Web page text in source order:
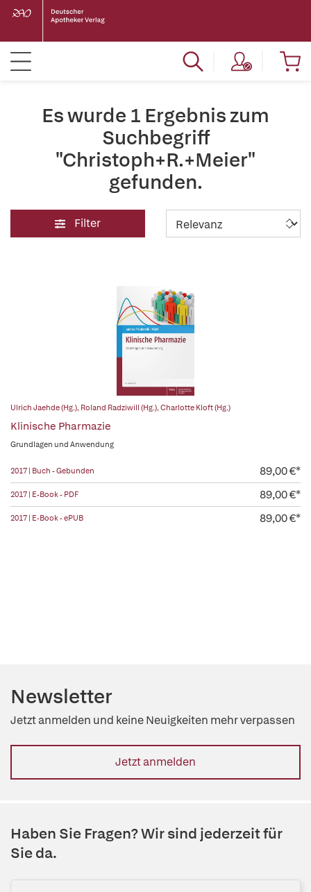
Es wurde 1 Ergebnis zum
Suchbegriff
"Christoph+R.+Meier"
gefunden.
Filter
Ulrich Jaehde (Hg.), Roland Radziwill (Hg.),Charlotte Kloft (Hg.)
Klinische Pharmazie
Grundlagen und Anwendung
2017 | Buch - Gebunden 89,00 €*
2017 | E-Book - PDF 89,00 €*
2017 | E-Book - ePUB 89,00 €*
Newsletter
Jetzt anmelden und keine Neuigkeiten mehr verpassen
Jetzt anmelden
Haben Sie Fragen? Wir sind jederzeit für
Sie da.